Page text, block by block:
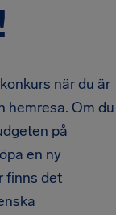
när du är
hemresa. Om du
på
en ny
finns det